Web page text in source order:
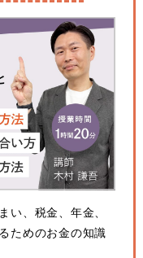
い、税金、年金、
ためのお金の知識